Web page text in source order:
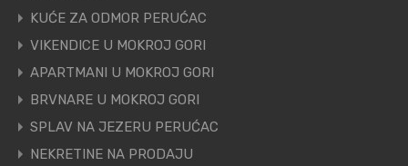
KUĆE ZA ODMOR PERUĆAC
VIKENDICE U MOKROJ GORI
APARTMANI U MOKROJ GORI
BRVNARE U MOKROJ GORI
SPLAV NA JEZERU PERUĆAC
NEKRETINE NA PRODAJU